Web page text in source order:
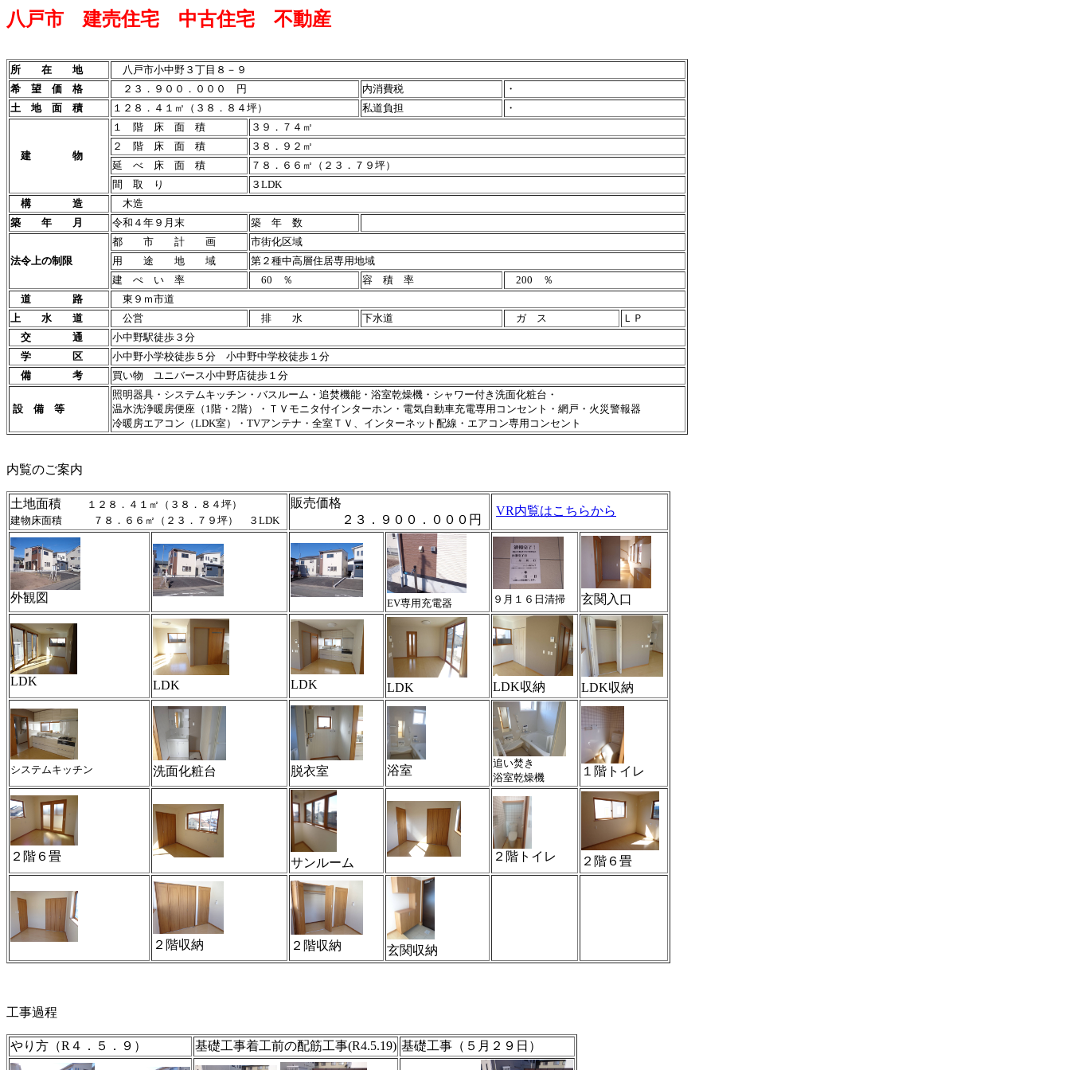
八戸市 建売住宅 中古住宅 不動産
所 在 地
八戸市小中野３丁目８－９
希 望 価 格
２３．９００．０００ 円 内消費税
・
土 地 面 積
１２８．４１㎡（３８．８４坪） 私道負担 ・
建 物
１ 階 床 面 積
３９．７４㎡
２ 階 床 面 積
３８．９２㎡
延 べ 床 面 積
７８．６６㎡（２３．７９坪）
間 取 り
３LDK
構 造
木造
築 年 月
令和４年９月末 築 年 数
法令上の制限
都 市 計 画
市街化区域
用 途 地 域
第２種中高層住居専用地域
建 ぺ い 率
60 ％ 容 積 率
200 ％
道 路
東９ｍ市道
上 水 道
公営 排 水 下水道 ガ ス
ＬＰ
交 通
小中野駅徒歩３分
学 区
小中野小学校徒歩５分 小中野中学校徒歩１分
備 考
買い物 ユニバース小中野店徒歩１分
設 備 等
照明器具・システムキッチン・バスルーム・追焚機能・浴室乾燥機・シャワー付き洗面化粧台・
温水洗浄暖房便座（1階・2階）・ＴＶモニタ付インターホン ・ 電気自動車充電専用コンセント ・網戸・ 火災警報器
冷暖房エアコン（LDK室）・TVアンテナ・全室ＴＶ、インターネット配線・エアコン専用コンセント
内覧のご案内
土地面積
１２８．４１㎡（３８．８４坪）
建物床面積 ７８．６６㎡（２３．７９坪） ３LDK
販売価格
２３．９００．０００円
VR内覧はこちらから
外観図 EV専用充電器 ９月１６日清掃 玄関入口
LDK LDK LDK LDK LDK収納 LDK収納
システムキッチン 洗面化粧台 脱衣室 浴室
追い焚き
浴室乾燥機
１階トイレ
２階６畳 サンルーム ２階トイレ ２階６畳
２階収納 ２階収納 玄関収納
工事過程
やり方（R４．５．９） 基礎工事着工前の配筋工事(R4.5.19) 基礎工事（５月２９日）